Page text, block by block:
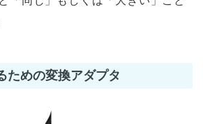
めの変換アダプタ